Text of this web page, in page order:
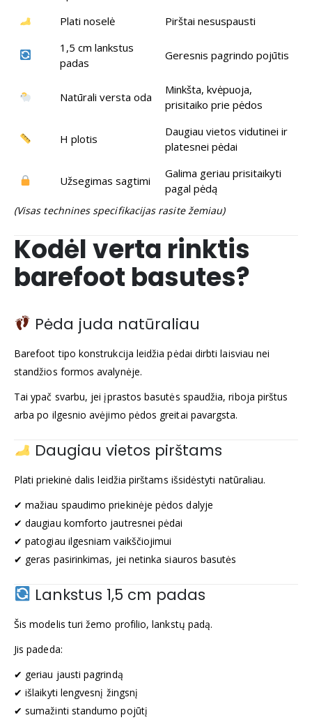
Plati noselė
Pirštai nesuspausti
1,5 cm lankstus
padas
Geresnis pagrindo pojūtis
Natūrali versta oda
Minkšta, kvėpuoja,
prisitaiko prie pėdos
H plotis
Daugiau vietos vidutinei ir
platesnei pėdai
Užsegimas sagtimi
Galima geriau prisitaikyti
pagal pėdą
(Visas technines specifikacijas rasite žemiau)
Kodėl verta rinktis
barefoot basutes?
Pėda juda natūraliau
Barefoot tipo konstrukcija leidžia pėdai dirbti laisviau nei
standžios formos avalynėje.
Tai ypač svarbu, jei įprastos basutės spaudžia, riboja pirštus
arba po ilgesnio avėjimo pėdos greitai pavargsta.
Daugiau vietos pirštams
Plati priekinė dalis leidžia pirštams išsidėstyti natūraliau.
✔ mažiau spaudimo priekinėje pėdos dalyje
✔ daugiau komforto jautresnei pėdai
✔ patogiau ilgesniam vaikščiojimui
✔ geras pasirinkimas, jei netinka siauros basutės
Lankstus 1,5 cm padas
Šis modelis turi žemo profilio, lankstų padą.
Jis padeda:
✔ geriau jausti pagrindą
✔ išlaikyti lengvesnį žingsnį
✔ sumažinti standumo pojūtį